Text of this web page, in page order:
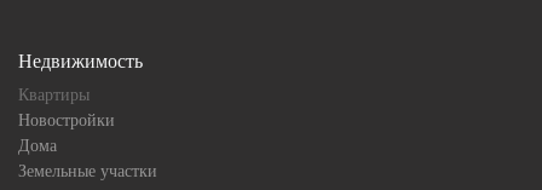
Недвижимость
Квартиры
Новостройки
Дома
Земельные участки